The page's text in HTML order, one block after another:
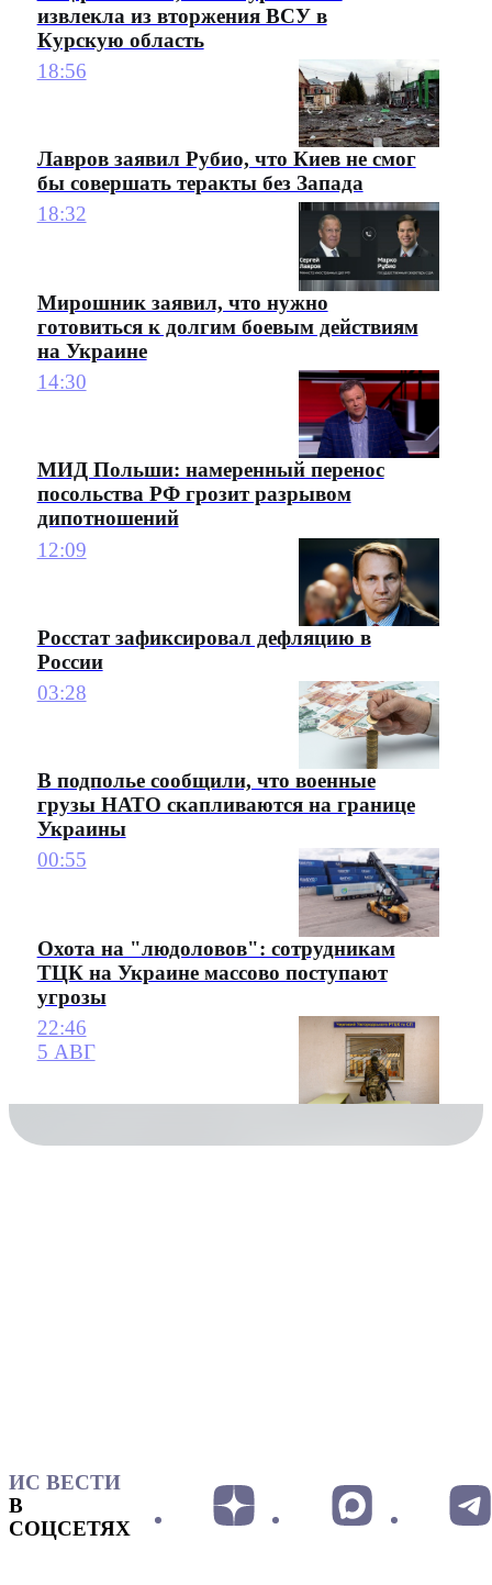
извлекла из вторжения ВСУ в
Курскую область
18:56
Лавров заявил Рубио, что Киев не смог
бы совершать теракты без Запада
18:32
Мирошник заявил, что нужно
готовиться к долгим боевым действиям
на Украине
14:30
МИД Польши: намеренный перенос
посольства РФ грозит разрывом
дипотношений
12:09
Росстат зафиксировал дефляцию в
России
03:28
В подполье сообщили, что военные
грузы НАТО скапливаются на границе
Украины
00:55
Охота на "людоловов": сотрудникам
ТЦК на Украине массово поступают
угрозы
22:46
5 АВГ
ИС ВЕСТИ
В
СОЦСЕТЯХ